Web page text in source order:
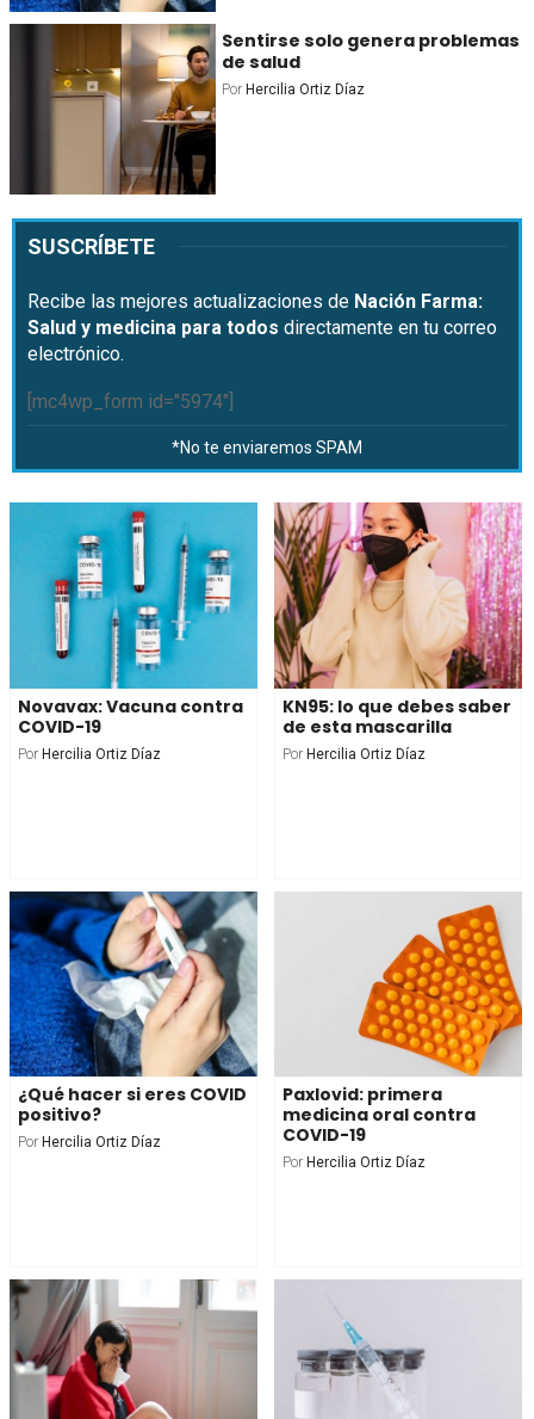
Sentirse solo genera problemas
de salud
Por Hercilia Ortiz Díaz
SUSCRÍBETE
Recibe las mejores actualizaciones de Nación Farma:
Salud y medicina para todos directamente en tu correo
electrónico.
[mc4wp_form id="5974"]
*No te enviaremos SPAM
Novavax: Vacuna contra
COVID-19
Por Hercilia Ortiz Díaz
KN95: lo que debes saber
de esta mascarilla
Por Hercilia Ortiz Díaz
¿Qué hacer si eres COVID
positivo?
Por Hercilia Ortiz Díaz
Paxlovid: primera
medicina oral contra
COVID-19
Por Hercilia Ortiz Díaz